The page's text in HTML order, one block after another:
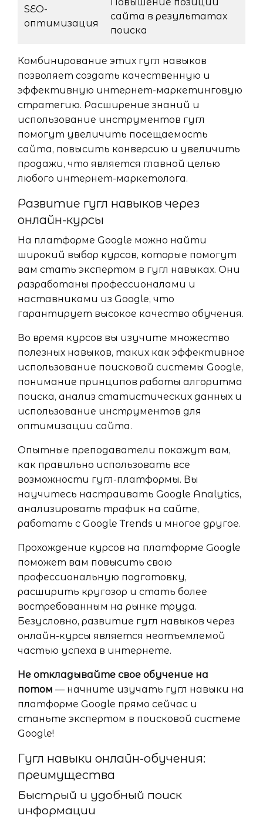
SEO-
оптимизация
Повышение позиций
сайта в результатах
поиска
Комбинирование этих гугл навыков
позволяет создать качественную и
эффективную интернет-маркетинговую
стратегию. Расширение знаний и
использование инструментов гугл
помогут увеличить посещаемость
сайта, повысить конверсию и увеличить
продажи, что является главной целью
любого интернет-маркетолога.
Развитие гугл навыков через
онлайн-курсы
На платформе Google можно найти
широкий выбор курсов, которые помогут
вам стать экспертом в гугл навыках. Они
разработаны профессионалами и
наставниками из Google, что
гарантирует высокое качество обучения.
Во время курсов вы изучите множество
полезных навыков, таких как эффективное
использование поисковой системы Google,
понимание принципов работы алгоритма
поиска, анализ статистических данных и
использование инструментов для
оптимизации сайта.
Опытные преподаватели покажут вам,
как правильно использовать все
возможности гугл-платформы. Вы
научитесь настраивать Google Analytics,
анализировать трафик на сайте,
работать с Google Trends и многое другое.
Прохождение курсов на платформе Google
поможет вам повысить свою
профессиональную подготовку,
расширить кругозор и стать более
востребованным на рынке труда.
Безусловно, развитие гугл навыков через
онлайн-курсы является неотъемлемой
частью успеха в интернете.
Не откладывайте свое обучение на
потом — начните изучать гугл навыки на
платформе Google прямо сейчас и
станьте экспертом в поисковой системе
Google!
Гугл навыки онлайн-обучения:
преимущества
Быстрый и удобный поиск
информации